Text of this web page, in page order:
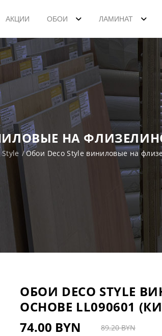
АКЦИИ ОБОИ ЛАМИНАТ
НА
Обои Deco Style виниловые на
ОБОИ DECO STYLE
ОСНОВЕ LL090601
74.00 BYN
89.20 BYN